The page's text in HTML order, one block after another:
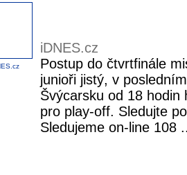
iDNES.cz
Postup do čtvrtfinále
junioři jistý, v
Švýcarsku od 18
pro play-off. Sledujte
Sledujeme on-line 108